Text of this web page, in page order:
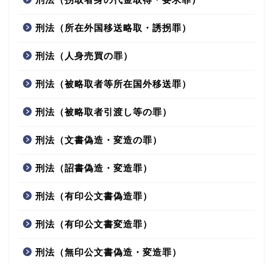
刑法（所在外国移送略取・誘拐罪）
刑法（人身売買の罪）
刑法（被略取者等所在国外移送罪）
刑法（被略取者引渡し等の罪）
刑法（文書偽造・変造の罪）
刑法（詔書偽造・変造罪）
刑法（有印公文書偽造罪）
刑法（有印公文書変造罪）
刑法（無印公文書偽造・変造罪）